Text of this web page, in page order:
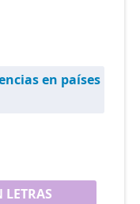
en países
LETRAS